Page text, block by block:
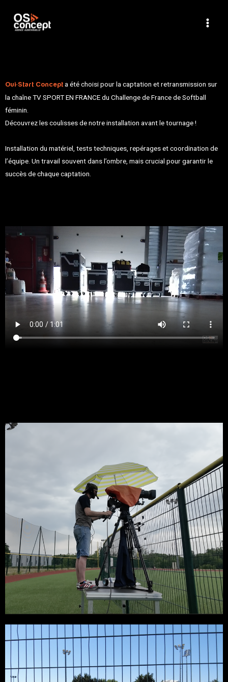
Oui-Start Concepta été choisi pour la captation et retransmission sur
la chaîne TV SPORT EN FRANCE du Challenge de France de Softball
féminin.
Découvrez les coulisses de notre installation avant le tournage !
Installation du matériel, tests techniques, repérages et coordination de
l’équipe. Un travail souvent dans l’ombre, mais crucial pour garantir le
succès de chaque captation.